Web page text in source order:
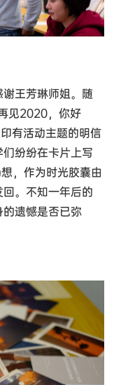
王芳琳师姐。随
见2020，你好
有活动主题的明信
纷纷在卡片上写
，作为时光胶囊由
。不知一年后的
遗憾是否已弥